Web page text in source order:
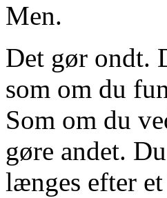
Men.
Det gør ondt.
som om du
Som om du
gøre andet.
længes efter